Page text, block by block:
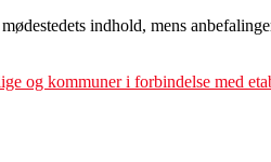
indhold, mens
og kommuner i forbindelse med